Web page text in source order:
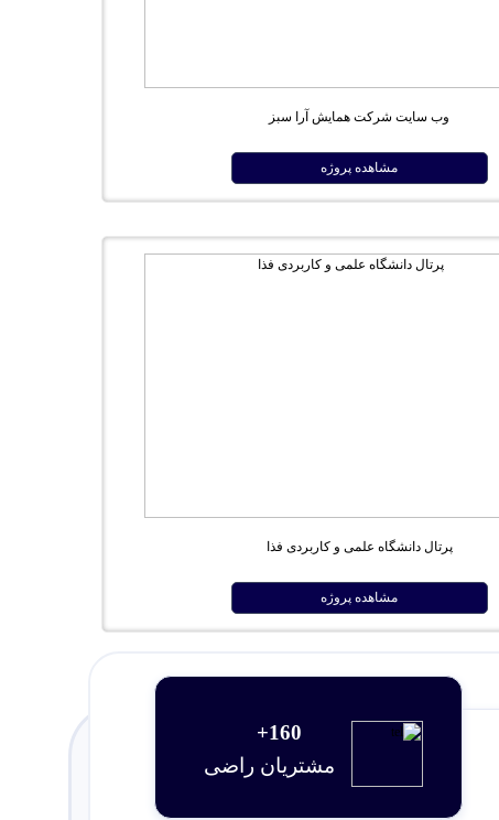
وب سایت شرکت همایش آرا سبز
مشاهده پروژه
پرتال دانشگاه علمی و کاربردی فذا
مشاهده پروژه
صفحه بعد
160+
مشتریان راضی